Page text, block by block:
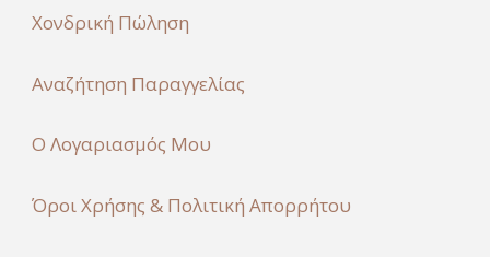
Χονδρική Πώληση
Αναζήτηση Παραγγελίας
Ο Λογαριασμός Μου
Όροι Χρήσης & Πολιτική Απορρήτου